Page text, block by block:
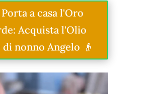
Porta a casa l'Oro
Acquista l'Olio
di nonno Angelo 👴